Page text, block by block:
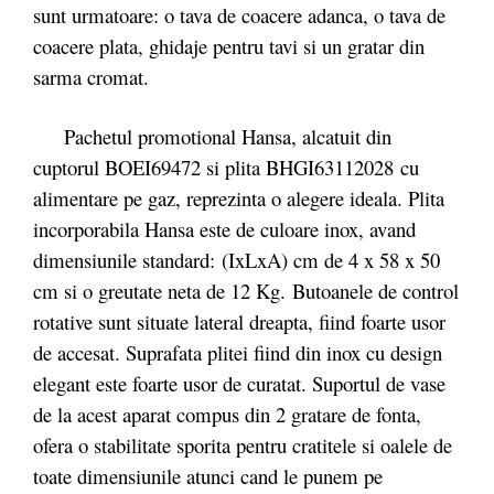
sunt urmatoare: o tava de coacere adanca, o tava de
coacere plata, ghidaje pentru tavi si un gratar din
sarma cromat.
Pachetul promotional Hansa, alcatuit din
cuptorul BOEI69472 si plita BHGI63112028 cu
alimentare pe gaz, reprezinta o alegere ideala. Plita
incorporabila Hansa este de culoare inox, avand
dimensiunile standard: (IxLxA) cm de 4 x 58 x 50
cm si o greutate neta de 12 Kg. Butoanele de control
rotative sunt situate lateral dreapta, fiind foarte usor
de accesat. Suprafata plitei fiind din inox cu design
elegant este foarte usor de curatat. Suportul de vase
de la acest aparat compus din 2 gratare de fonta,
ofera o stabilitate sporita pentru cratitele si oalele de
toate dimensiunile atunci cand le punem pe